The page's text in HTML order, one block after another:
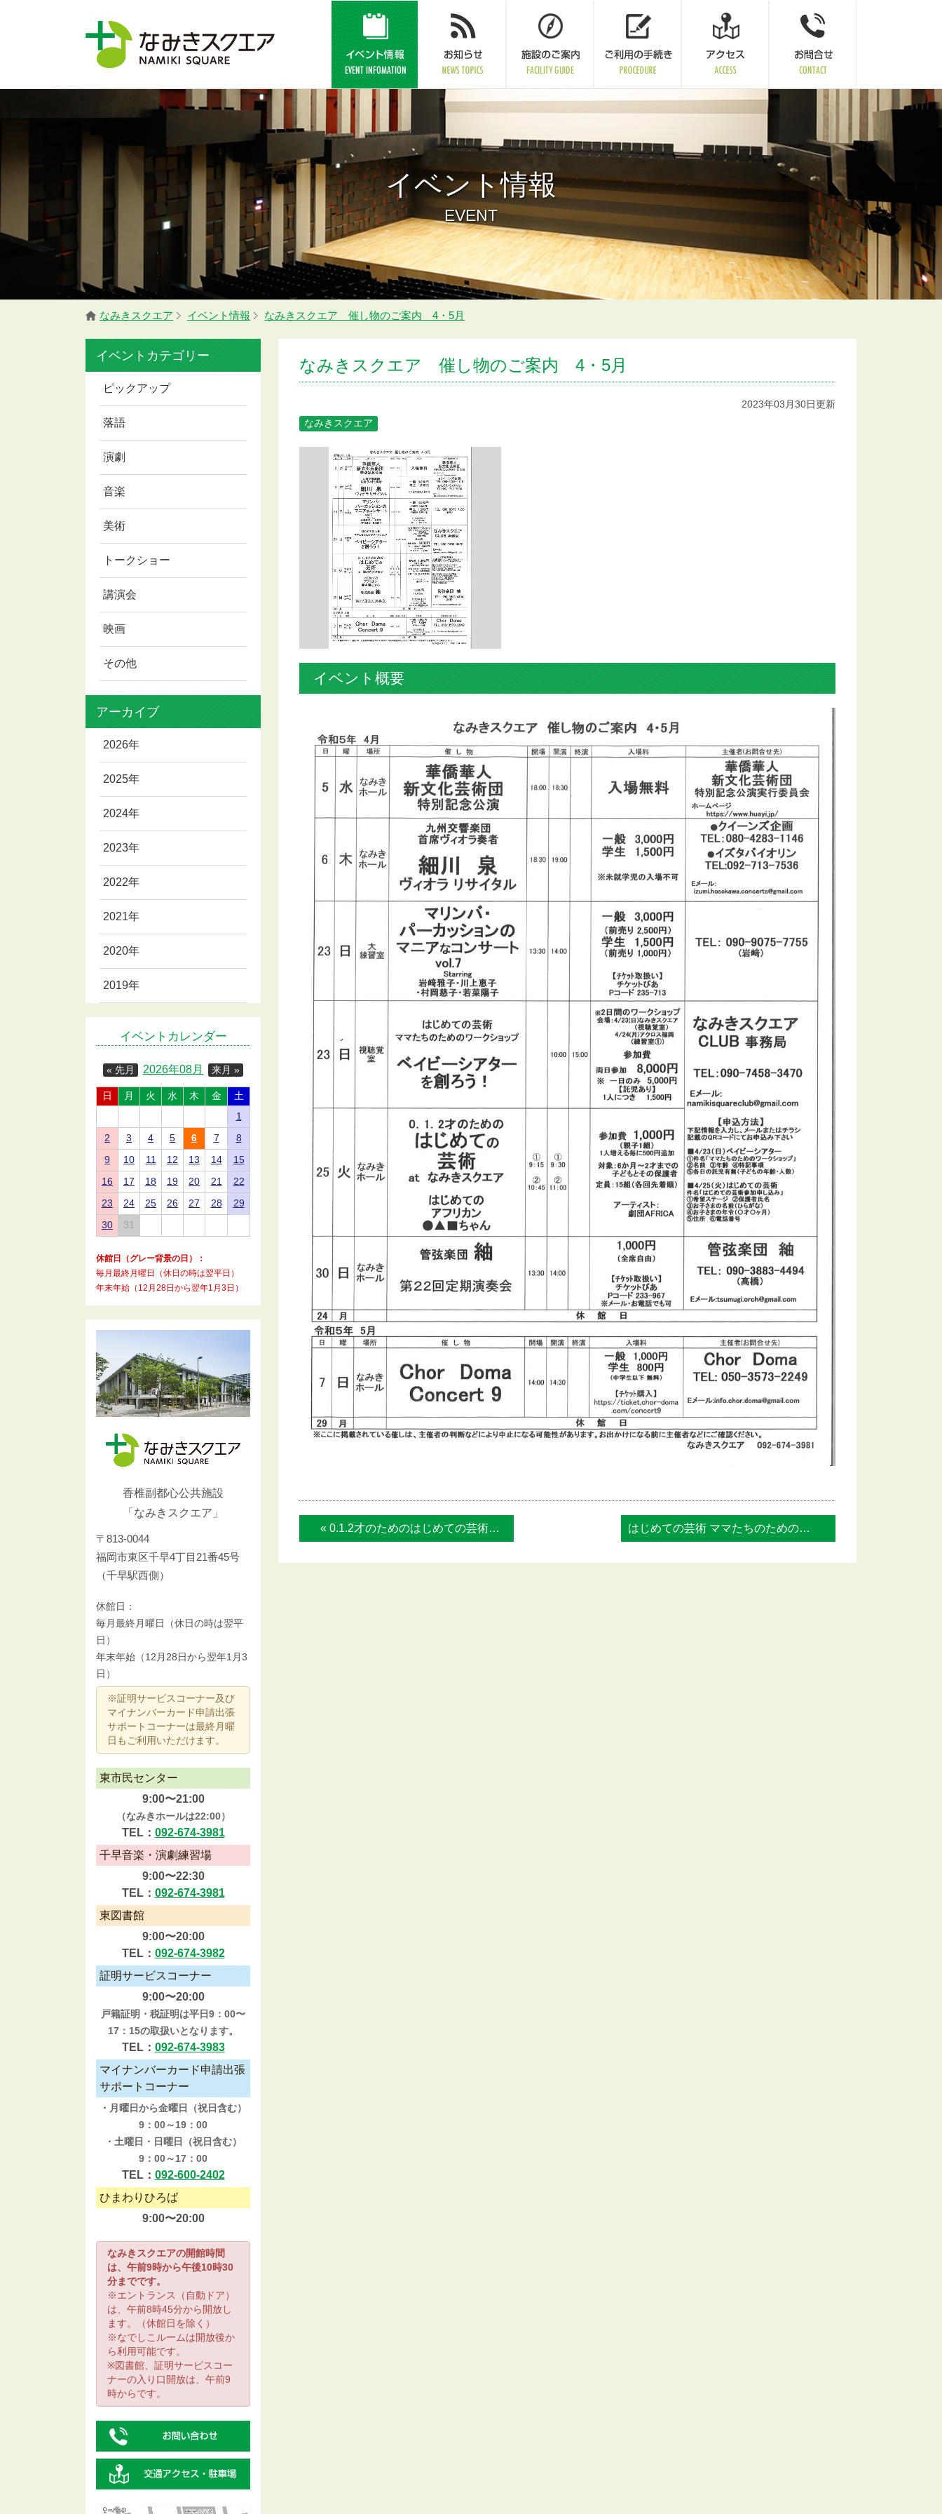
イベント情報
EVENT
なみきスクエア イベント情報 なみきスクエア 催し物のご案内 4・5月
なみきスクエア 催し物のご案内 4・5月
2023年03月30日更新
なみきスクエア
イベント概要
« 0.1.2才のためのはじめての芸術～はじ... はじめての芸術 ママたちのためのワークシ... »
イベントカテゴリー
ピックアップ
落語
演劇
音楽
美術
トークショー
講演会
映画
その他
アーカイブ
2026年
2025年
2024年
2023年
2022年
2021年
2020年
2019年
イベントカレンダー
« 先月 来月 »
2026年08月
日 月 火 水 木 金
土
1
2 3 4 5 6 7 8
9 10 11 12 13 14 15
16 17 18 19 20 21 22
23 24 25 26 27 28 29
30 31
休館日（グレー背景の日）：
毎月最終月曜日（休日の時は翌平日）
年末年始（12月28日から翌年1月3日）
香椎副都心公共施設
「なみきスクエア」
〒813-0044
福岡市東区千早4丁目21番45号
（千早駅西側）
休館日：
毎月最終月曜日（休日の時は翌平
日）
年末年始（12月28日から翌年1月3
日）
※証明サービスコーナー及び
マイナンバーカード申請出張
サポートコーナーは最終月曜
日もご利用いただけます。
東市民センター
9:00〜21:00
（なみきホールは22:00）
TEL： 092-674-3981
千早音楽・演劇練習場
9:00〜22:30
TEL： 092-674-3981
東図書館
9:00〜20:00
TEL： 092-674-3982
証明サービスコーナー
9:00〜20:00
戸籍証明・税証明は平日9：00〜
17：15の取扱いとなります。
TEL： 092-674-3983
マイナンバーカード申請出張
サポートコーナー
・月曜日から金曜日（祝日含む）
9：00～19：00
・土曜日・日曜日（祝日含む）
9：00～17：00
TEL： 092-600-2402
ひまわりひろば
9:00〜20:00
なみきスクエアの開館時間
は、午前9時から午後10時30
分までです。
※エントランス（自動ドア）
は、午前8時45分から開放し
ます。（休館日を除く）
※なでしこルームは開放後か
ら利用可能です。
※図書館、証明サービスコー
ナーの入り口開放は、午前9
時からです。